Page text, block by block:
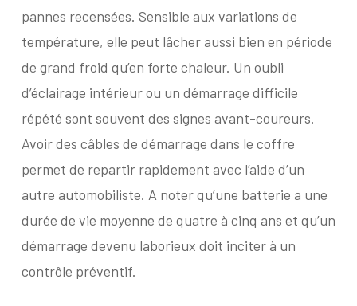
pannes recensées. Sensible aux variations de
température, elle peut lâcher aussi bien en période
de grand froid qu’en forte chaleur. Un oubli
d’éclairage intérieur ou un démarrage difficile
répété sont souvent des signes avant-coureurs.
Avoir des câbles de démarrage dans le coffre
permet de repartir rapidement avec l’aide d’un
autre automobiliste. A noter qu’une batterie a une
durée de vie moyenne de quatre à cinq ans et qu’un
démarrage devenu laborieux doit inciter à un
contrôle préventif.